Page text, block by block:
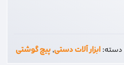
دسته:ابزار آلات دستی,پیچ گوشتی